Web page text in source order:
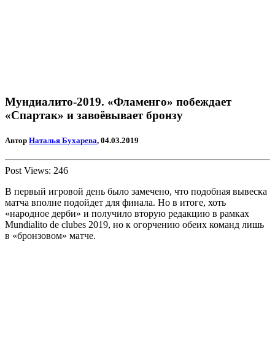
Мундиалито-2019. «Фламенго» побеждает
«Спартак» и завоёвывает бронзу
Автор Наталья Бухарева, 04.03.2019
Post Views: 246
В первый игровой день было замечено, что подобная вывеска
матча вполне подойдет для финала. Но в итоге, хоть
«народное дерби» и получило вторую редакцию в рамках
Mundialito de clubes 2019, но к огорчению обеих команд лишь
в «бронзовом» матче.